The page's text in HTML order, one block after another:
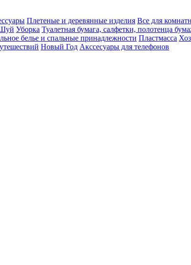
Плетеные и деревянные изделия Все для
Уборка Туалетная бумага, салфетки, полотенца
белье и спальные принадлежности Пластмасса
Новый Год Акссесуары для телефонов